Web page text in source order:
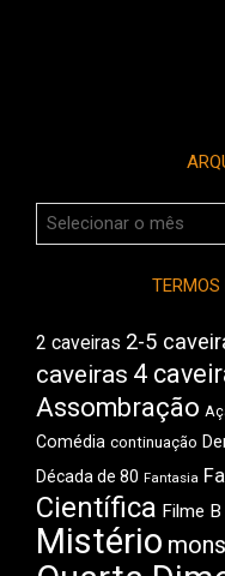
Arquivos
do
2 caveiras 2-5
caveiras 4
Assombração
Comédia continuação
Década de 80 Fantasia
Científica Filme B
Mistério